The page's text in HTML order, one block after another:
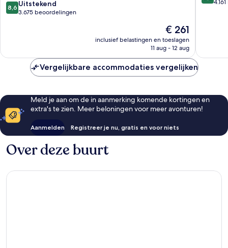
All
8.6
van
8,6 Uitstekend
3.675 beoordelingen
De
prijs
is
€ 261
inclusief belastingen en toeslagen
11 aug - 12 aug
van
Vergelijkbare accommodaties vergelijken
Meld je aan om de in aanmerking komende kortingen en
extra's te zien. Meer beloningen voor meer avonturen!
Aanmelden Registreer je nu, gratis en voor niets
Over deze buurt